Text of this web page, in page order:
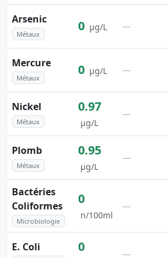
Arsenic
Métaux
0 µg/L —
Mercure
Métaux
0 µg/L —
Nickel
Métaux
0.97
µg/L
—
Plomb
Métaux
0.95
µg/L
—
Bactéries
Coliformes
Microbiologie
0
n/100ml
—
E. Coli 0 —